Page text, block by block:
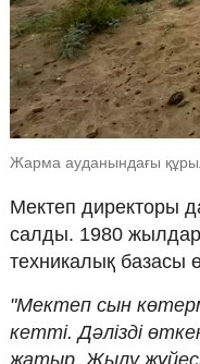
Жарма ауданындағы
Мектеп директоры
салды. 1980
техникалық базасы
"Мектеп сын
кетті. Дәлізді